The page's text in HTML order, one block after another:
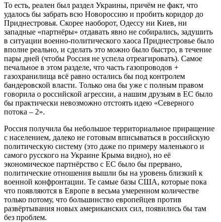
То есть, реален был раздел Украины, причём не факт, что
удалось бы забрать всю Новороссию и пробить коридор до
Приднестровья. Скорее наоборот, Одессу ни Киев, ни
западные «партнёры» отдавать явно не собирались, задушить
в ситуации военно-политического хаоса Приднестровье было
вполне реально, и сделать это можно было быстро, в течение
пары дней (чтобы Россия не успела отреагировать). Самое
печальное в этом разделе, что часть газопроводов +
газохранилища всё равно остались бы под контролем
бандеровской власти. Только она бы уже с полным правом
говорила о российской агрессии, а нашим друзьям в ЕС было
бы практически невозможно отстоять идею «Северного
потока – 2».
Россия получила бы небольшое территориальное приращение
с населением, далеко не готовым вписываться в российскую
политическую систему (это даже по примеру маленького и
самого русского на Украине Крыма видно), но её
экономическое партнёрство с ЕС было бы прервано,
политические отношения вышли бы на уровень близкий к
военной конфронтации. Те самые базы США, которые пока
что появляются в Европе в весьма умеренном количестве
только потому, что большинство европейцев против
развёртывания новых американских сил, появились бы там
без проблем.